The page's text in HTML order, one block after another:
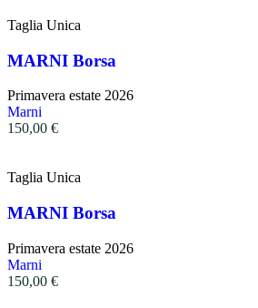
Taglia Unica
MARNI Borsa
Primavera estate 2026
Marni
150,00 €
Taglia Unica
MARNI Borsa
Primavera estate 2026
Marni
150,00 €